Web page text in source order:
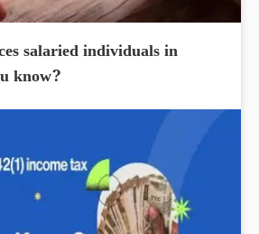
salaried individuals in
know?